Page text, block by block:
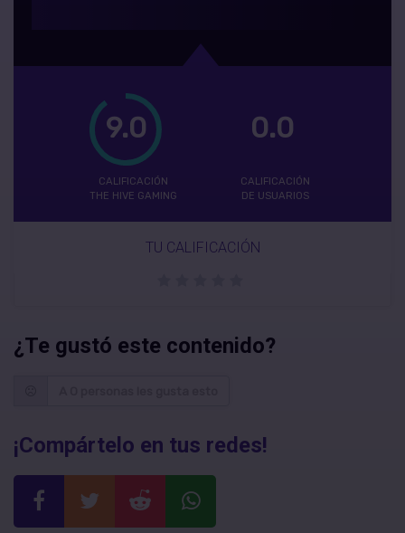
9.0
CALIFICACIÓN
THE HIVE GAMING
0.0
CALIFICACIÓN
DE USUARIOS
TU CALIFICACIÓN
¿Te gustó este contenido?
¡Compártelo en tus redes!